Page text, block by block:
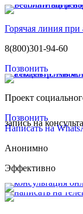
Горячая линия
8(800)301-94-60
Позвонить
Проект
Позвонить
запись на
Написать на
Анонимно
Эффективно